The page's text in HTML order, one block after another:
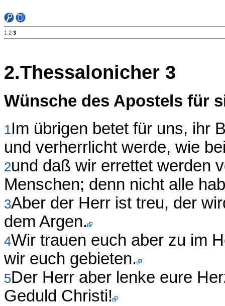
1 2 3
2.Thessalonicher 3
Wünsche des Apostels für
1Im übrigen betet für uns, ihr
und verherrlicht werde, wie
2und daß wir errettet werden
Menschen; denn nicht alle
3Aber der Herr ist treu, der
dem Argen.
4Wir trauen euch aber zu im
wir euch gebieten.
5Der Herr aber lenke eure
Geduld Christi!